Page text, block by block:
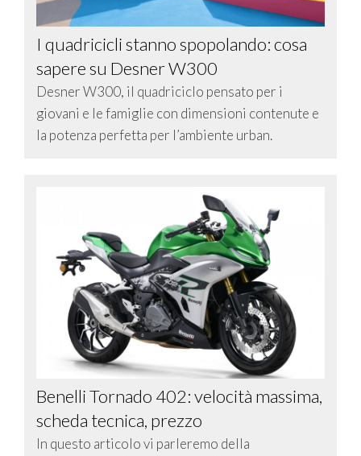
I quadricicli stanno spopolando: cosa
sapere su Desner W300
Desner W300, il quadriciclo pensato per i
giovani e le famiglie con dimensioni contenute e
la potenza perfetta per l’ambiente urban.
Benelli Tornado 402: velocità massima,
scheda tecnica, prezzo
In questo articolo vi parleremo della